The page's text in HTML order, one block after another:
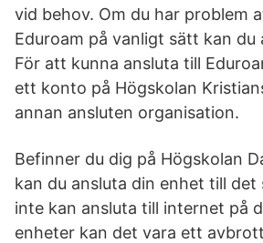
vid behov. Om du har problem
Eduroam på vanligt sätt kan du
För att kunna ansluta till
ett konto på Högskolan
annan ansluten organisation.
Befinner du dig på Högskolan
kan du ansluta din enhet till det
inte kan ansluta till internet på
enheter kan det vara ett